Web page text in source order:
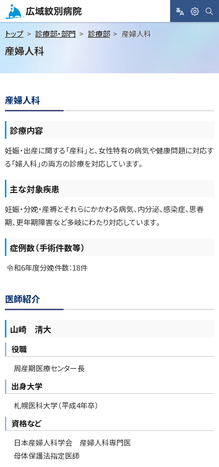
ニ
ー
本
へ
広域紋別病院
L
A
閲
イ
トップ 診療部・部門 診療部 産婦人科
産婦人科
ジ
内
目
次
産
婦
人
科
紹
介
の
内
診
書
等
の
し
つ
て
産婦人科
診療内容
妊娠・出産に関する「産科」と、女性特有の病気や健康問題に対応す
る「婦人科」の両方の診療を対応しています。
主な対象疾患
妊娠・分娩・産褥とそれらにかかわる病気、内分泌、感染症、思春
期、更年期障害など多岐にわたり対応しています。
症例数（手術件数等）
令和6年度分娩件数：18件
ト
ッ
プ
に
戻
医師紹介
山崎 淸大
役職
周産期医療センター長
出身大学
札幌医科大学（平成4年卒）
資格など
日本産婦人科学会 産婦人科専門医
母体保護法指定医師